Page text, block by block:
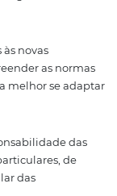
ou um